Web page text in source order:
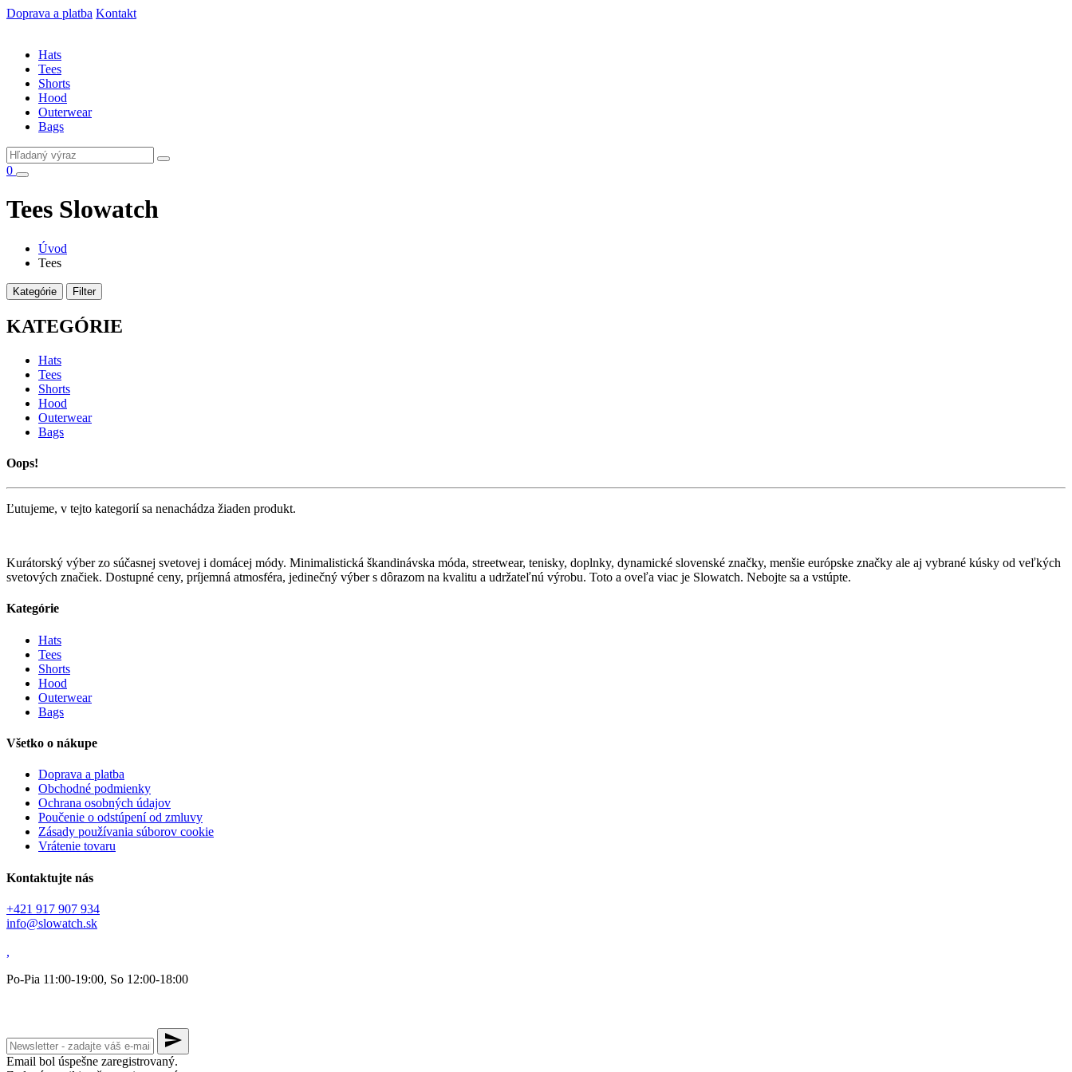
Doprava a platba Kontakt
Hats
Tees
Shorts
Hood
Outerwear
Bags
0
Tees Slowatch
Úvod
Tees
Kategórie Filter
KATEGÓRIE
Hats
Tees
Shorts
Hood
Outerwear
Bags
Oops!
Ľutujeme, v tejto kategorií sa nenachádza žiaden produkt.
Kurátorský výber zo súčasnej svetovej i domácej módy. Minimalistická škandinávska móda, streetwear, tenisky, doplnky, dynamické slovenské značky, menšie európske značky ale aj vybrané kúsky od veľkých
svetových značiek. Dostupné ceny, príjemná atmosféra, jedinečný výber s dôrazom na kvalitu a udržateľnú výrobu. Toto a oveľa viac je Slowatch. Nebojte sa a vstúpte.
Kategórie
Hats
Tees
Shorts
Hood
Outerwear
Bags
Všetko o nákupe
Doprava a platba
Obchodné podmienky
Ochrana osobných údajov
Poučenie o odstúpení od zmluvy
Zásady používania súborov cookie
Vrátenie tovaru
Kontaktujte nás
+421 917 907 934
info@slowatch.sk
,
Po-Pia 11:00-19:00, So 12:00-18:00
send
Email bol úspešne zaregistrovaný.